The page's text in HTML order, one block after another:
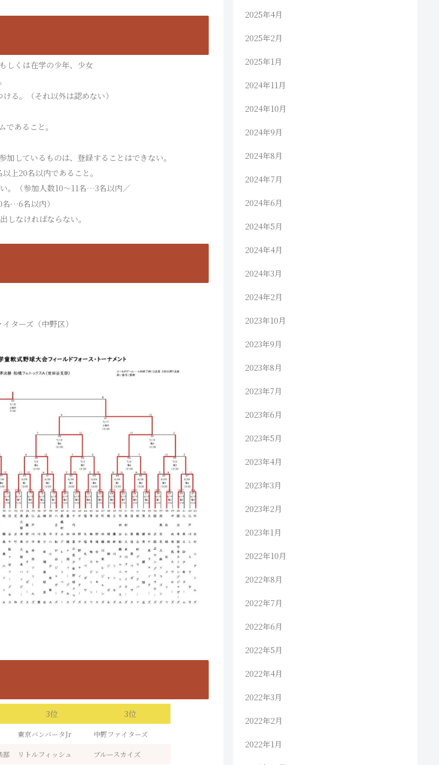
しくは在学の少年、少女
る。（それ以外は認めない）
あること。
しているものは、登録することはできない。
上20名以内であること。
。（参加人数10～11名…3名以内／
…6名以内）
なければならない。
ターズ（中野区）
3位 3位
東京バンバータJr 中野ファイターズ
部 リトルフィッシュ ブルースカイズ
2025年4月
2025年2月
2025年1月
2024年11月
2024年10月
2024年9月
2024年8月
2024年7月
2024年6月
2024年5月
2024年4月
2024年3月
2024年2月
2023年10月
2023年9月
2023年8月
2023年7月
2023年6月
2023年5月
2023年4月
2023年3月
2023年2月
2023年1月
2022年10月
2022年8月
2022年7月
2022年6月
2022年5月
2022年4月
2022年3月
2022年2月
2022年1月